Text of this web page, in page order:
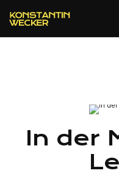
In der